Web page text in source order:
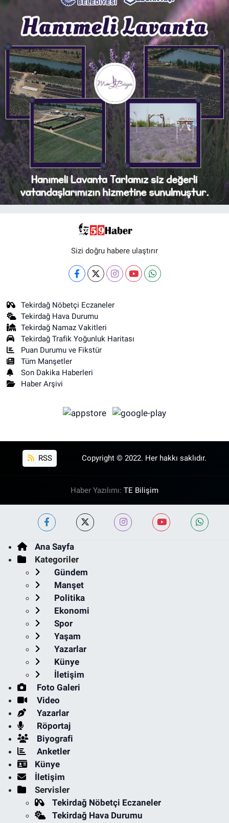
Sizi doğru habere ulaştırır
Tekirdağ Nöbetçi Eczaneler
Tekirdağ Hava Durumu
Tekirdağ Namaz Vakitleri
Tekirdağ Trafik Yoğunluk Haritası
Puan Durumu ve Fikstür
Tüm Manşetler
Son Dakika Haberleri
Haber Arşivi
RSS Copyright © 2022. Her hakkı saklıdır.
Haber Yazılımı: TE Bilişim
Ana Sayfa
Kategoriler
Gündem
Manşet
Politika
Ekonomi
Spor
Yaşam
Yazarlar
Künye
İletişim
Foto Galeri
Video
Yazarlar
Röportaj
Biyografi
Anketler
Künye
İletişim
Servisler
Tekirdağ Nöbetçi Eczaneler
Tekirdağ Hava Durumu